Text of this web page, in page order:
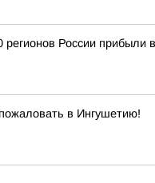
России
в Ингушетию!